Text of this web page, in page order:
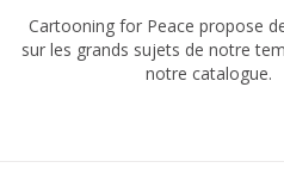
Cartooning for Peace propose
sur les grands sujets de notre
notre catalogue.